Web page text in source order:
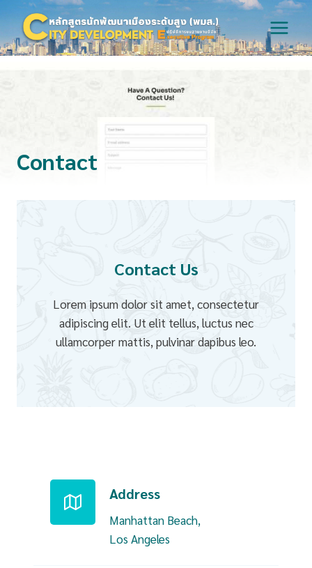
content
Contact
Contact Us
Lorem ipsum dolor sit amet, consectetur
adipiscing elit. Ut elit tellus, luctus nec
ullamcorper mattis, pulvinar dapibus leo.
Address
Manhattan Beach,
Los Angeles